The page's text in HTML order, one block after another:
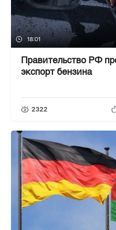
18:01
Правительство РФ
экспорт бензина
2322